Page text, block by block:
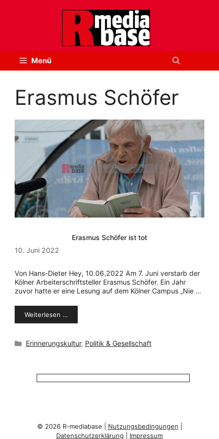
Menü
Erasmus Schöfer
Erasmus Schöfer ist tot
10. Juni 2022
Von Hans-Dieter Hey, 10.06.2022 Am 7. Juni verstarb der
Kölner Arbeiterschriftsteller Erasmus Schöfer. Ein Jahr
zuvor hatte er eine Lesung auf dem Kölner Campus „Nie …
Weiterlesen …
Kategorien
Erinnerungskultur, Politik & Gesellschaft
© 2026 R-mediabase | Nutzungsbedingungen
Datenschutzerklärung
Impressum